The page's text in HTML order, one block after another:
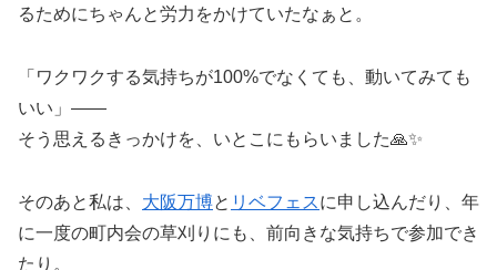
るためにちゃんと労力をかけていたなぁと。
「ワクワクする気持ちが100%でなくても、動いてみても
いい」——
そう思えるきっかけを、いとこにもらいました🙏✨
そのあと私は、 大阪万博と リベフェスに申し込んだり、年
に一度の町内会の草刈りにも、前向きな気持ちで参加でき
たり。